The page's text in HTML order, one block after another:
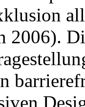
2006).